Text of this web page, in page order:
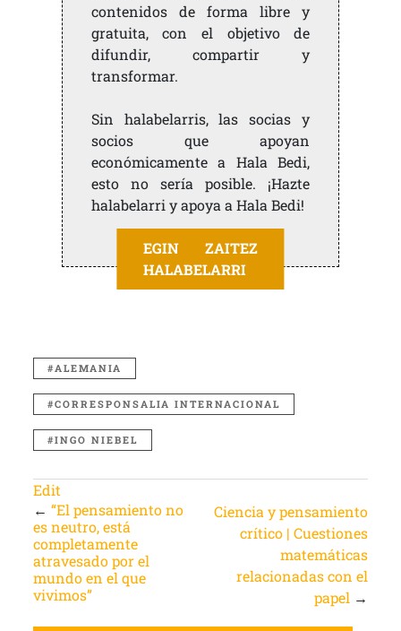
contenidos de forma libre y
gratuita, con el objetivo de
difundir, compartir y
transformar.
Sin halabelarris, las socias y
socios que apoyan
económicamente a Hala Bedi,
esto no sería posible. ¡Hazte
halabelarri y apoya a Hala Bedi!
EGIN ZAITEZ
HALABELARRI
ALEMANIA
CORRESPONSALIA INTERNACIONAL
INGO NIEBEL
Edit
← “El pensamiento no
es neutro, está
completamente
atravesado por el
mundo en el que
vivimos”
Ciencia y pensamiento
crítico | Cuestiones
matemáticas
relacionadas con el
papel →